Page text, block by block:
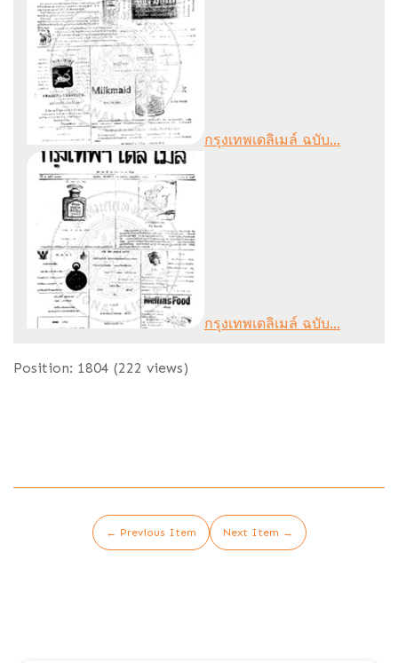
กรุงเทพเดลิเมล์ ฉบับ...
กรุงเทพเดลิเมล์ ฉบับ...
Position: 1804 (222 views)
← Previous Item Next Item →